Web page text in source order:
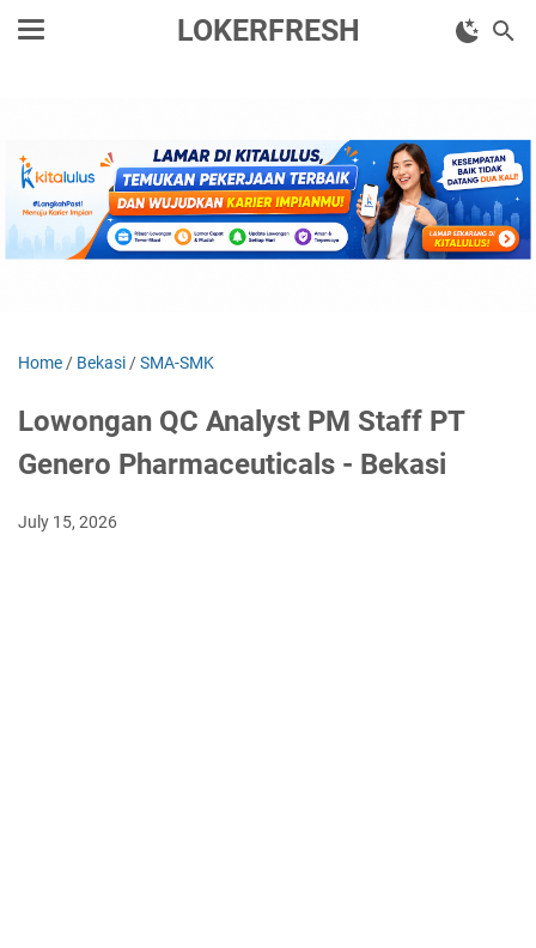
LOKERFRESH
Home / Bekasi /SMA-SMK
Lowongan QC Analyst PM Staff PT
Genero Pharmaceuticals - Bekasi
July 15, 2026